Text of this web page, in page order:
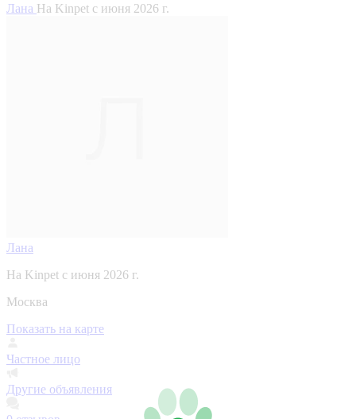
Лана На Kinpet c июня 2026 г.
Лана
На Kinpet c июня 2026 г.
Москва
Показать на карте
Частное лицо
Другие объявления